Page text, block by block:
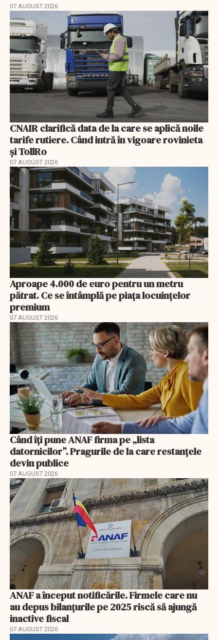
07 AUGUST 2026
CNAIR clarifică data de la care se aplică noile
tarife rutiere. Când intră în vigoare rovinieta
și TollRo
07 AUGUST 2026
Aproape 4.000 de euro pentru un metru
pătrat. Ce se întâmplă pe piața locuințelor
premium
07 AUGUST 2026
Când îți pune ANAF firma pe „lista
datornicilor”. Pragurile de la care restanțele
devin publice
07 AUGUST 2026
ANAF a început notificările. Firmele care nu
au depus bilanțurile pe 2025 riscă să ajungă
inactive fiscal
07 AUGUST 2026